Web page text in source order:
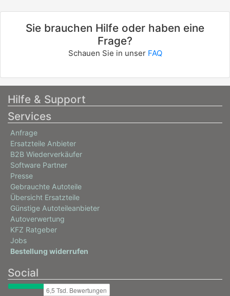
Sie brauchen Hilfe oder haben eine
Frage?
Schauen Sie in unser FAQ
Hilfe & Support
Services
Anfrage
Ersatzteile Anbieter
B2B Wiederverkäufer
Software Partner
Presse
Gebrauchte Autoteile
Übersicht Ersatzteile
Günstige Autoteileanbieter
Autoverwertung
KFZ Ratgeber
Jobs
Bestellung widerrufen
Social